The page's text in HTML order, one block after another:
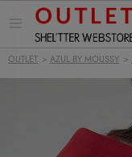
ー
を
OUTLET > AZUL BY MOUSSY >